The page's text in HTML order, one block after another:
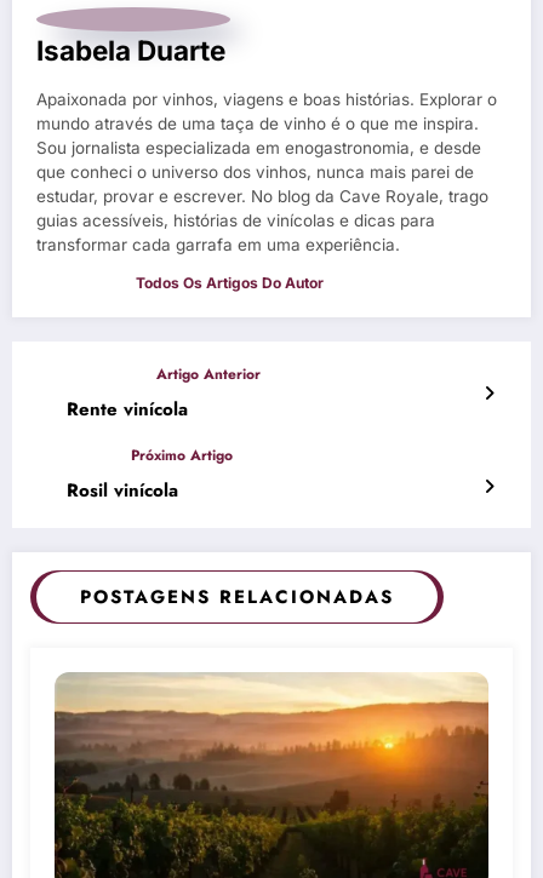
Isabela Duarte
Apaixonada por vinhos, viagens e boas histórias. Explorar o
mundo através de uma taça de vinho é o que me inspira.
Sou jornalista especializada em enogastronomia, e desde
que conheci o universo dos vinhos, nunca mais parei de
estudar, provar e escrever. No blog da Cave Royale, trago
guias acessíveis, histórias de vinícolas e dicas para
transformar cada garrafa em uma experiência.
Rente vinícola
Rosil vinícola
POSTAGENS RELACIONADAS